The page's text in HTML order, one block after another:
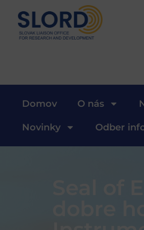
Domov O nás
Novinky Odber
Seal of
dobre